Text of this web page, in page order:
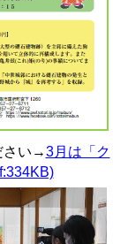
さい→3月は「ク